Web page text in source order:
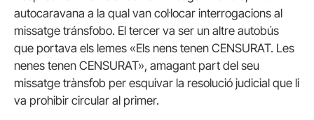
autocaravana a la qual van col·locar interrogacions al
missatge tránsfobo. El tercer va ser un altre autobús
que portava els lemes «Els nens tenen CENSURAT. Les
nenes tenen CENSURAT», amagant part del seu
missatge trànsfob per esquivar la resolució judicial que li
va prohibir circular al primer.